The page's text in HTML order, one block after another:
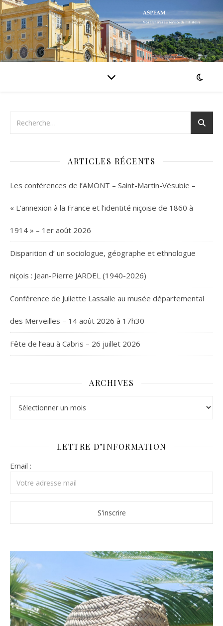
ARTICLES RÉCENTS
Les conférences de l’AMONT – Saint-Martin-Vésubie –
« L’annexion à la France et l’identité niçoise de 1860 à
1914 » – 1er août 2026
Disparition d’ un sociologue, géographe et ethnologue
niçois : Jean-Pierre JARDEL (1940-2026)
Conférence de Juliette Lassalle au musée départemental
des Merveilles – 14 août 2026 à 17h30
Fête de l’eau à Cabris – 26 juillet 2026
ARCHIVES
LETTRE D’INFORMATION
Email :